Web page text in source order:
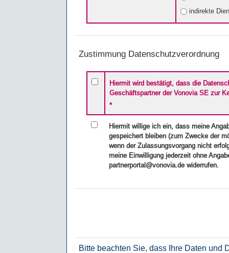
indirekte
Zustimmung Datenschutzverordnung
Hiermit wird bestätigt, dass die
Geschäftspartner der Vonovia SE zur
*
Hiermit willige ich ein, dass meine
gespeichert bleiben (zum Zwecke der
wenn der Zulassungsvorgang nicht
meine Einwilligung jederzeit ohne
partnerportal@vonovia.de widerrufen.
Bitte beachten Sie, dass Ihre Daten und